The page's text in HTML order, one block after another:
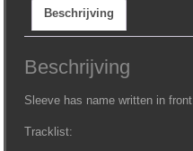
aantal
Beschrijving
Beschrijving
Sleeve has name written in front.
Tracklist: